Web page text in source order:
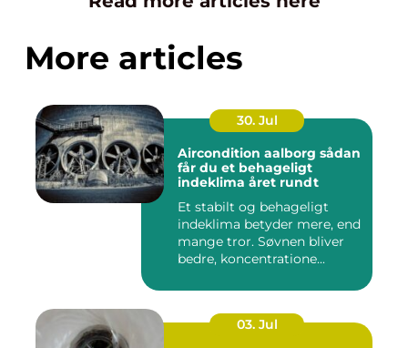
More articles
30. Jul
Aircondition aalborg sådan
får du et behageligt
indeklima året rundt
Et stabilt og behageligt
indeklima betyder mere, end
mange tror. Søvnen bliver
bedre, koncentratione...
03. Jul